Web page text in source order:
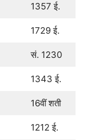
1357 ई.
1729 ई.
सं. 1230
1343 ई.
16वीं शती
1212 ई.